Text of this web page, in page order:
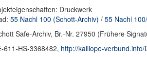
Druckwerk
55 Nachl 100 (Schott-Archiv) / 55 Nachl
Safe-Archiv, Br.-Nr. 27950 (Frühere
611-HS-3368482, http://kalliope-